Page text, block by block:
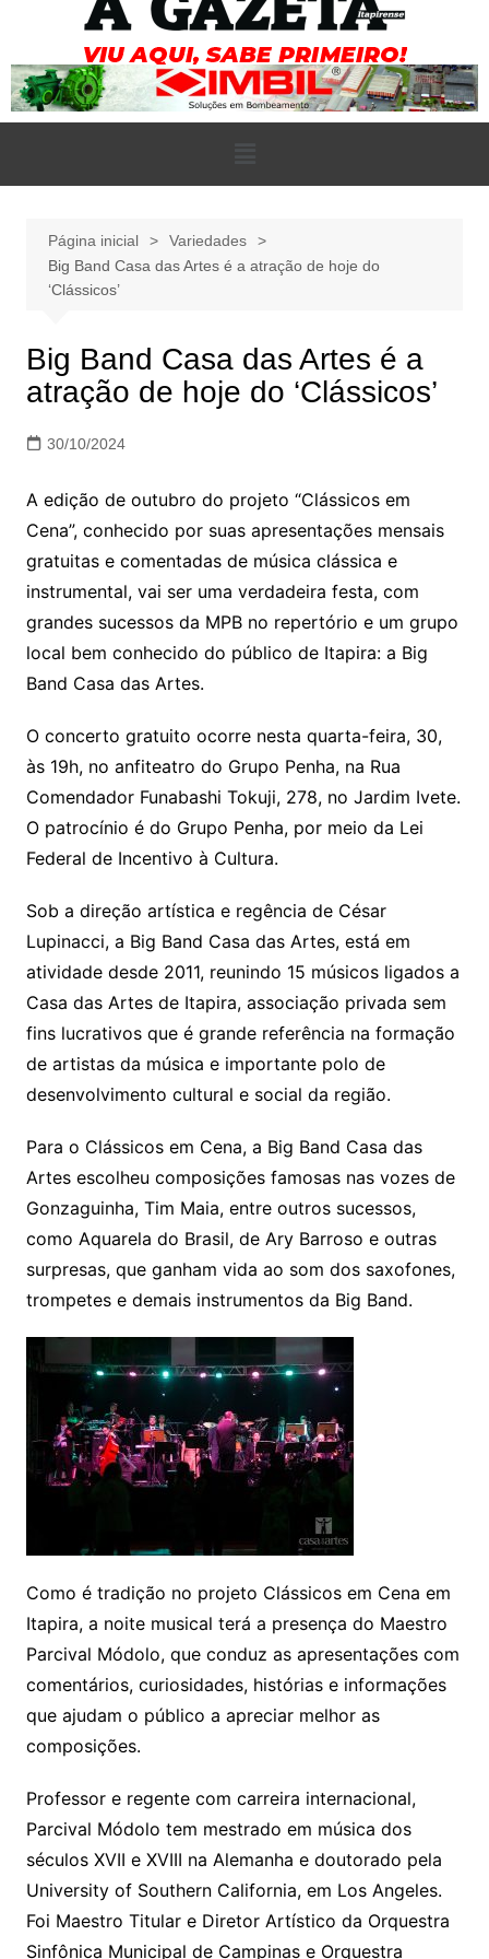
Página inicial
Variedades
Big Band Casa das Artes é a atração de hoje do
‘Clássicos’
Big Band Casa das Artes é a
atração de hoje do ‘Clássicos’
30/10/2024
A edição de outubro do projeto “Clássicos em
Cena”, conhecido por suas apresentações mensais
gratuitas e comentadas de música clássica e
instrumental, vai ser uma verdadeira festa, com
grandes sucessos da MPB no repertório e um grupo
local bem conhecido do público de Itapira: a Big
Band Casa das Artes.
O concerto gratuito ocorre nesta quarta-feira, 30,
às 19h, no anfiteatro do Grupo Penha, na Rua
Comendador Funabashi Tokuji, 278, no Jardim Ivete.
O patrocínio é do Grupo Penha, por meio da Lei
Federal de Incentivo à Cultura.
Sob a direção artística e regência de César
Lupinacci, a Big Band Casa das Artes, está em
atividade desde 2011, reunindo 15 músicos ligados a
Casa das Artes de Itapira, associação privada sem
fins lucrativos que é grande referência na formação
de artistas da música e importante polo de
desenvolvimento cultural e social da região.
Para o Clássicos em Cena, a Big Band Casa das
Artes escolheu composições famosas nas vozes de
Gonzaguinha, Tim Maia, entre outros sucessos,
como Aquarela do Brasil, de Ary Barroso e outras
surpresas, que ganham vida ao som dos saxofones,
trompetes e demais instrumentos da Big Band.
Como é tradição no projeto Clássicos em Cena em
Itapira, a noite musical terá a presença do Maestro
Parcival Módolo, que conduz as apresentações com
comentários, curiosidades, histórias e informações
que ajudam o público a apreciar melhor as
composições.
Professor e regente com carreira internacional,
Parcival Módolo tem mestrado em música dos
séculos XVII e XVIII na Alemanha e doutorado pela
University of Southern California, em Los Angeles.
Foi Maestro Titular e Diretor Artístico da Orquestra
Sinfônica Municipal de Campinas e Orquestra